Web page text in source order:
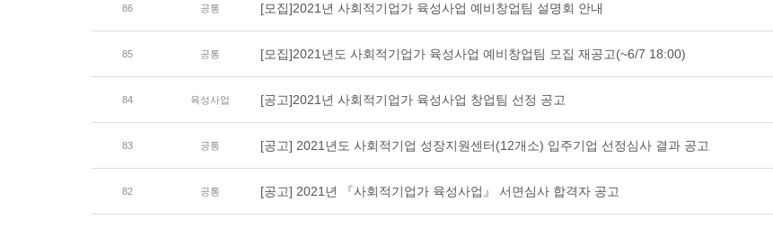
86 공통 [모집]2021년 사회적기업가 육성사업 예비창업팀 설명회 안내
85 공통 [모집]2021년도 사회적기업가 육성사업 예비창업팀 모집 재공고(~6/7 18:00)
84 육성사업 [공고]2021년 사회적기업가 육성사업 창업팀 선정 공고
83 공통 [공고] 2021년도 사회적기업 성장지원센터(12개소) 입주기업 선정심사 결과 공고
82 공통 [공고] 2021년 『사회적기업가 육성사업』 서면심사 합격자 공고